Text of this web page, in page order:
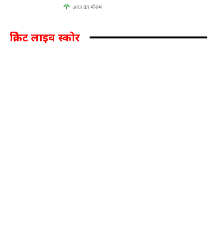
आज का मौसम
क्रिकेट लाइव स्कोर